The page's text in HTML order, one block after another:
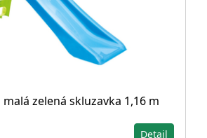
zelená skluzavka 1,16 m
Detail